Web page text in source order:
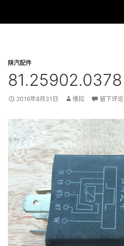
陕汽配件
81.25902.0378
2016年8月31日 维拉 留下评论